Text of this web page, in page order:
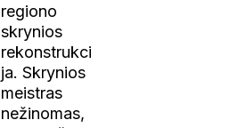
regiono
skrynios
rekonstrukci
ja. Skrynios
meistras
nežinomas,